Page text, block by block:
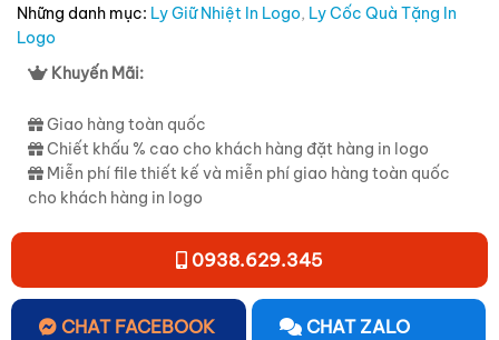
Những danh mục: Ly Giữ Nhiệt In Logo, Ly Cốc Quà Tặng In
Logo
Khuyến Mãi:
Giao hàng toàn quốc
Chiết khấu % cao cho khách hàng đặt hàng in logo
Miễn phí file thiết kế và miễn phí giao hàng toàn quốc
cho khách hàng in logo
0938.629.345
CHAT FACEBOOK CHAT ZALO